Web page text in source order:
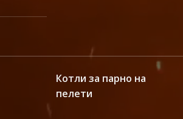
Котли за парно на
пелети